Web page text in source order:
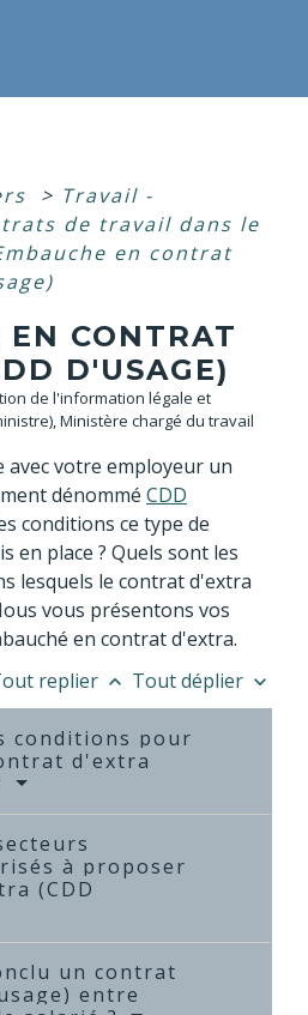
> Travail -
de travail dans le
en contrat
EN CONTRAT
D'USAGE)
de l'information légale et
Ministère chargé du travail
avec votre employeur un
dénommé CDD
conditions ce type de
en place ? Quels sont les
lesquels le contrat d'extra
vous présentons vos
en contrat d'extra.
replier keyboard_arrow_up Tout déplier keyboard_arrow_down
conditions pour
d'extra
à proposer
(CDD
un contrat
entre